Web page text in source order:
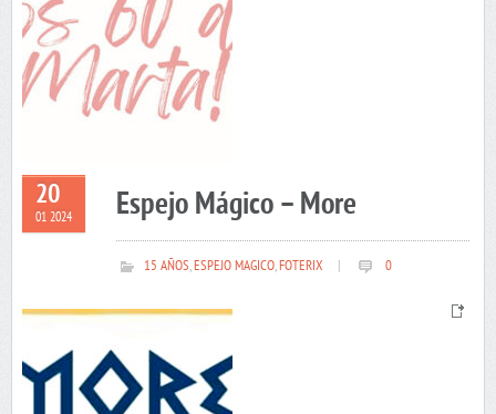
20
01 2024 Espejo Mágico – More
15 AÑOS,ESPEJO MAGICO,FOTERIX 0